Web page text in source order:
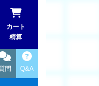
カート
精算
Q&A
問